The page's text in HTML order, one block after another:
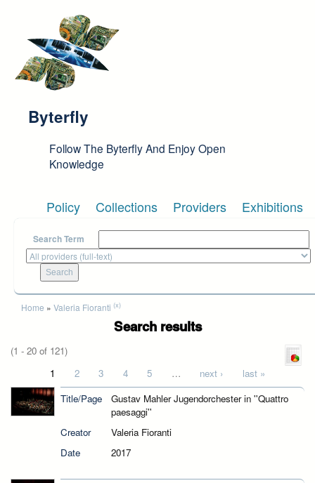
Byterfly
Follow The Byterfly And Enjoy Open
Knowledge
Policy Collections Providers Exhibitions
Search Term
You are here
Home » Valeria Fioranti (x)
Search results
(1 - 20 of 121)
1 2 3 4 5 … next ›
last »
Title/Page
Gustav Mahler Jugendorchester in ''Quattro
paesaggi''
Creator
Valeria Fioranti
Date
2017